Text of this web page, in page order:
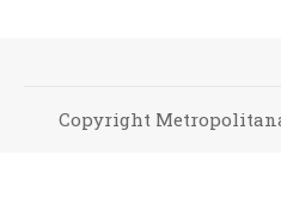
Copyright